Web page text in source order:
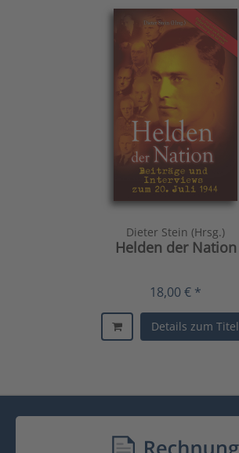
Dieter Stein (Hrsg.)
Helden der Nation
18,00 € *
Details zum Titel